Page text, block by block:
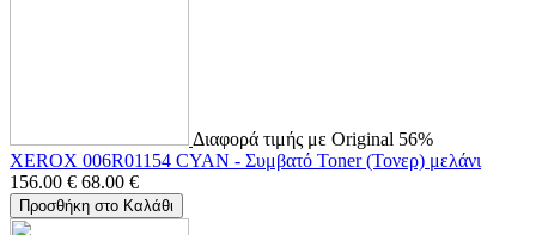
Διαφορά τιμής με Original 56%
XEROX 006R01154 CYAN - Συμβατό Toner (Τονερ) μελάνι
156.00 € 68.00 €
Προσθήκη στο Καλάθι